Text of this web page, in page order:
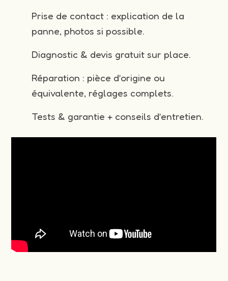
Prise de contact : explication de la
panne, photos si possible.
Diagnostic & devis gratuit sur place.
Réparation : pièce d’origine ou
équivalente, réglages complets.
Tests & garantie + conseils d’entretien.